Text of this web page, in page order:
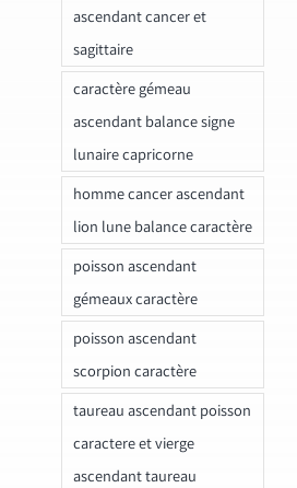
ascendant cancer et
sagittaire
caractère gémeau
ascendant balance signe
lunaire capricorne
homme cancer ascendant
lion lune balance caractère
poisson ascendant
gémeaux caractère
poisson ascendant
scorpion caractère
taureau ascendant poisson
caractere et vierge
ascendant taureau